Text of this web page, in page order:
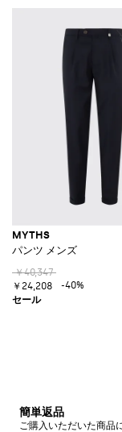
MYTHS
パンツ メンズ
￥40,347
￥24,208
-40%
簡単返品
ご購入いただいた商品